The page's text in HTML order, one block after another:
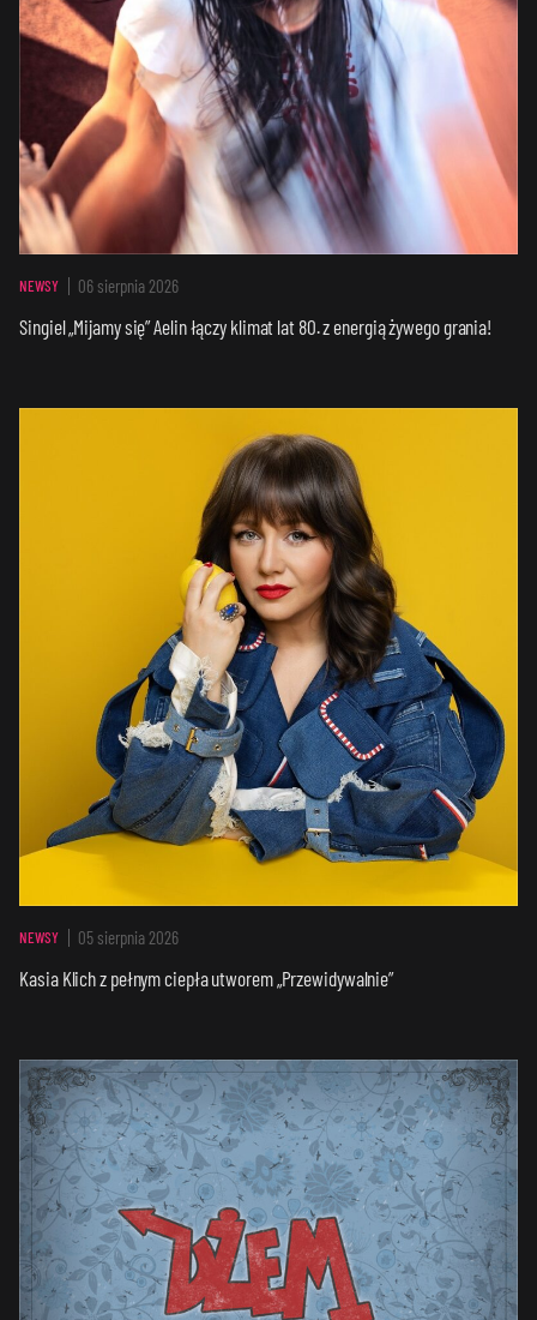
NEWSY 06 sierpnia 2026
Singiel „Mijamy się” Aelin łączy klimat lat 80. z energią żywego grania!
NEWSY 05 sierpnia 2026
Kasia Klich z pełnym ciepła utworem „Przewidywalnie”